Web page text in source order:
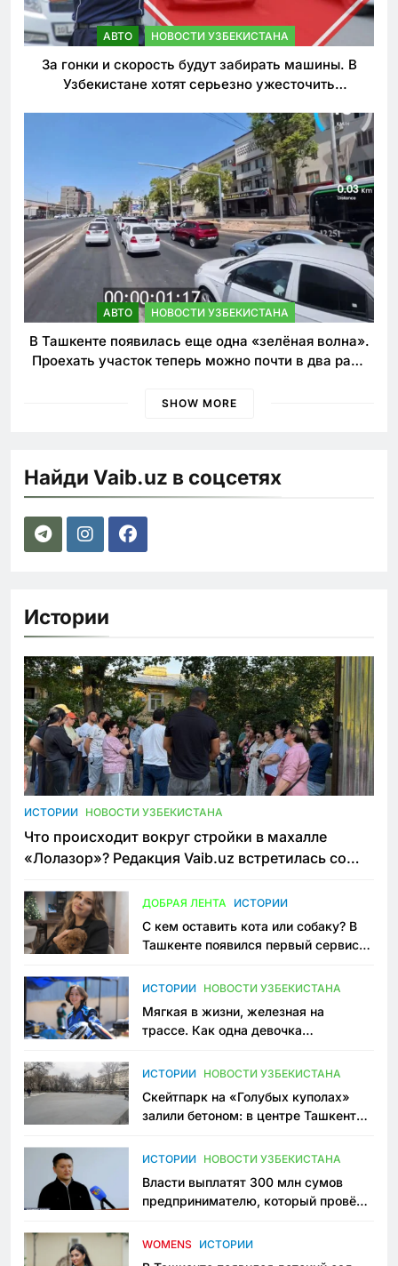
АВТО НОВОСТИ УЗБЕКИСТАНА
За гонки и скорость будут забирать машины. В
Узбекистане хотят серьезно ужесточить
АВТО НОВОСТИ УЗБЕКИСТАНА
В Ташкенте появилась еще одна «зелёная волна».
Проехать участок теперь можно почти в два раза
SHOW MORE
Найди Vaib.uz в соцсетях
Истории
ИСТОРИИ НОВОСТИ УЗБЕКИСТАНА
Что происходит вокруг стройки в махалле
«Лолазор»? Редакция Vaib.uz встретилась со
ДОБРАЯ ЛЕНТА ИСТОРИИ
С кем оставить кота или собаку? В
Ташкенте появился первый сервис
ИСТОРИИ НОВОСТИ УЗБЕКИСТАНА
Мягкая в жизни, железная на
трассе. Как одна девочка
Узбекистане
ИСТОРИИ НОВОСТИ УЗБЕКИСТАНА
Скейтпарк на «Голубых куполах»
залили бетоном: в центре Ташкента
пространство
ИСТОРИИ НОВОСТИ УЗБЕКИСТАНА
Власти выплатят 300 млн сумов
предпринимателю, который провёл
приговору
WOMENS ИСТОРИИ